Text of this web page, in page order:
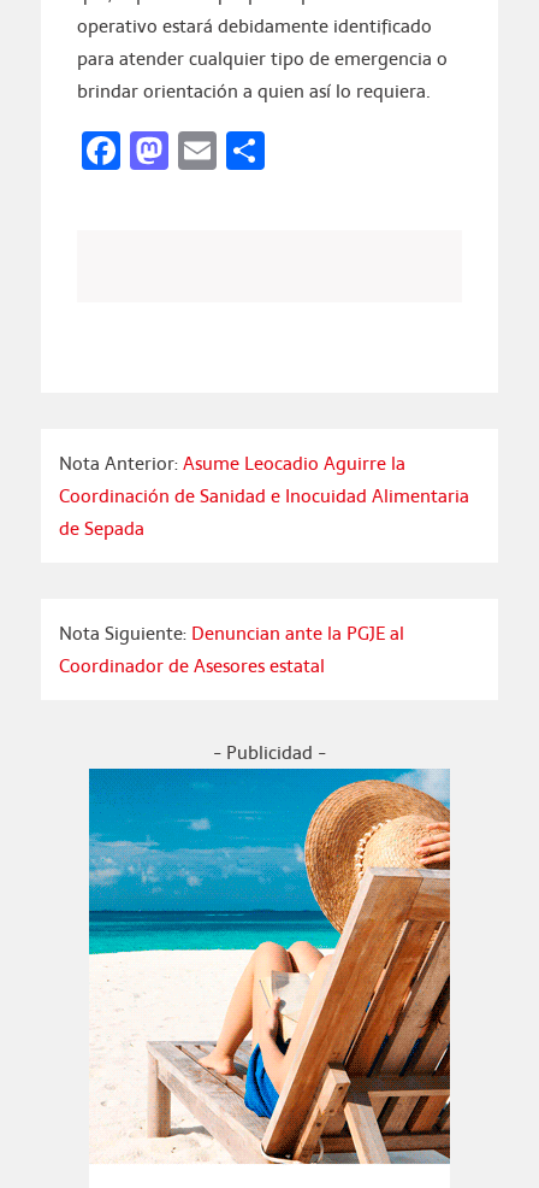
operativo estará debidamente identificado
para atender cualquier tipo de emergencia o
brindar orientación a quien así lo requiera.
Facebook
Mastodon
EmailCompartir
Nota Anterior:Asume Leocadio Aguirre la
Coordinación de Sanidad e Inocuidad Alimentaria
de Sepada
Nota Siguiente: Denuncian ante la PGJE al
Coordinador de Asesores estatal
- Publicidad -